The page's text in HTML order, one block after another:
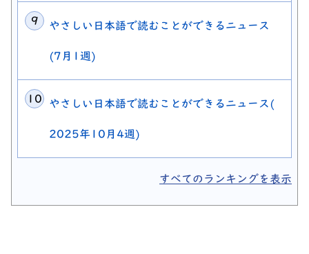
やさしい日本語で読むことができるニュース
(7月1週)
やさしい日本語で読むことができるニュース(
2025年10月4週)
すべてのランキングを表示